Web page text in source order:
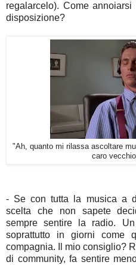
regalarcelo). Come
disposizione?
"Ah, quanto mi rilassa ascoltare
caro
- Se con tutta la musica a
scelta che non sapete
sempre sentire la radio.
soprattutto in giorni come
compagnia. Il mio consiglio?
di community, fa sentire